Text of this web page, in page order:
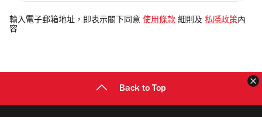
電
郵
輸入電子郵箱地址，即表示閣下同意 使用條款 細則及 私隱政策 內
容
Back to Top